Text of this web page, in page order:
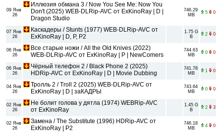
09 Янв
26
Иллюзия обмана 3 / Now You See Me: Now You
Don't (2025) WEB-DLRip-AVC от ExKinoRay | D |
Dragon Studio
746.29
MB
5 0
07 Янв
26
Каскадеры / Stunts (1977) WEB-DLRip-AVC от
ExKinoRay | D, P, P2
1.75 G
B
2 0
06 Янв
26
Все старые ножи / All the Old Knives (2022)
WEB-DLRip-AVC от ExKinoRay | P | NewComers
744.63
MB
0 0
06 Янв
26
Чёрный телефон 2 / Black Phone 2 (2025)
HDRip-AVC от ExKinoRay | D | Movie Dubbing
741.78
MB
1 0
04 Янв
26
Тролль 2 / Troll 2 (2025) WEB-DLRip-AVC от
ExKinoRay | D | заКАДРЫ
743.64
MB
0 0
02 Янв
26
Не болит голова у дятла (1974) WEBRip-AVC
от ExKinoRay
1.45 G
B
2 3
02 Янв
26
Замена / The Substitute (1996) HDRip-AVC от
ExKinoRay | P2
746.18
MB
4 0